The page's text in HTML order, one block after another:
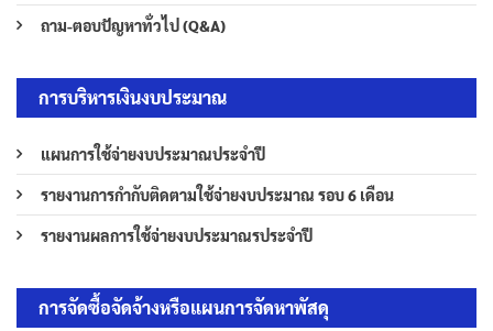
ถาม-ตอบปัญหาทั่วไป (Q&A)
การบริหารเงินงบประมาณ
แผนการใช้จ่ายงบประมาณประจำปี
รายงานการกำกับติดตามใช้จ่ายงบประมาณ รอบ 6 เดือน
รายงานผลการใช้จ่ายงบประมาณรประจำปี
การจัดซื้อจัดจ้างหรือแผนการจัดหาพัสดุ